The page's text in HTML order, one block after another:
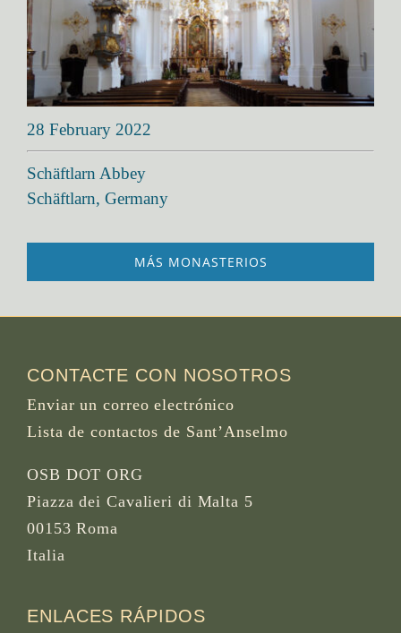
28 February 2022
Schäftlarn Abbey
Schäftlarn, Germany
MÁS MONASTERIOS
CONTACTE CON NOSOTROS
Enviar un correo electrónico
Lista de contactos de Sant’Anselmo
OSB DOT ORG
Piazza dei Cavalieri di Malta 5
00153 Roma
Italia
ENLACES RÁPIDOS